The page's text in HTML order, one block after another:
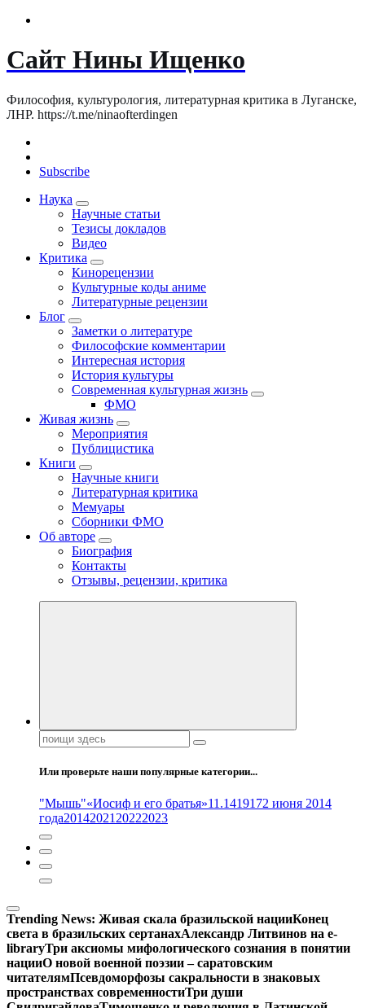
Сайт Нины Ищенко
Философия, культурология, литературная критика в Луганске,
ЛНР. https://t.me/ninaofterdingen
Subscribe
Наука
Научные статьи
Тезисы докладов
Видео
Критика
Кинорецензии
Культурные коды аниме
Литературные рецензии
Блог
Заметки о литературе
Философские комментарии
Интересная история
История культуры
Современная культурная жизнь
ФМО
Живая жизнь
Мероприятия
Публицистика
Книги
Научные книги
Литературная критика
Мемуары
Сборники ФМО
Об авторе
Биография
Контакты
Отзывы, рецензии, критика
Поиск:
Или проверьте наши популярные категории...
"Мышь"«Иосиф и его братья»11.1419172 июня 2014
года20142021 20222023
Trending News: Живая скала бразильской нацииКонец
света в бразильских сертанахАлександр Литвинов на e-
libraryТри аксиомы мифологического сознания в понятии
нацииО новой военной поэзии – саратовским
читателямПсевдоморфозы сакральности в знаковых
пространствах современностиТри души